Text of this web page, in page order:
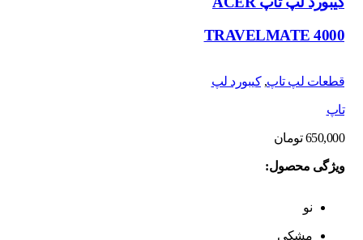
TRAVELMATE 4000
قطعات لپ تاپ,کیبورد لپ
تاپ
650,000 تومان
ویژگی محصول:
نو
مشکی